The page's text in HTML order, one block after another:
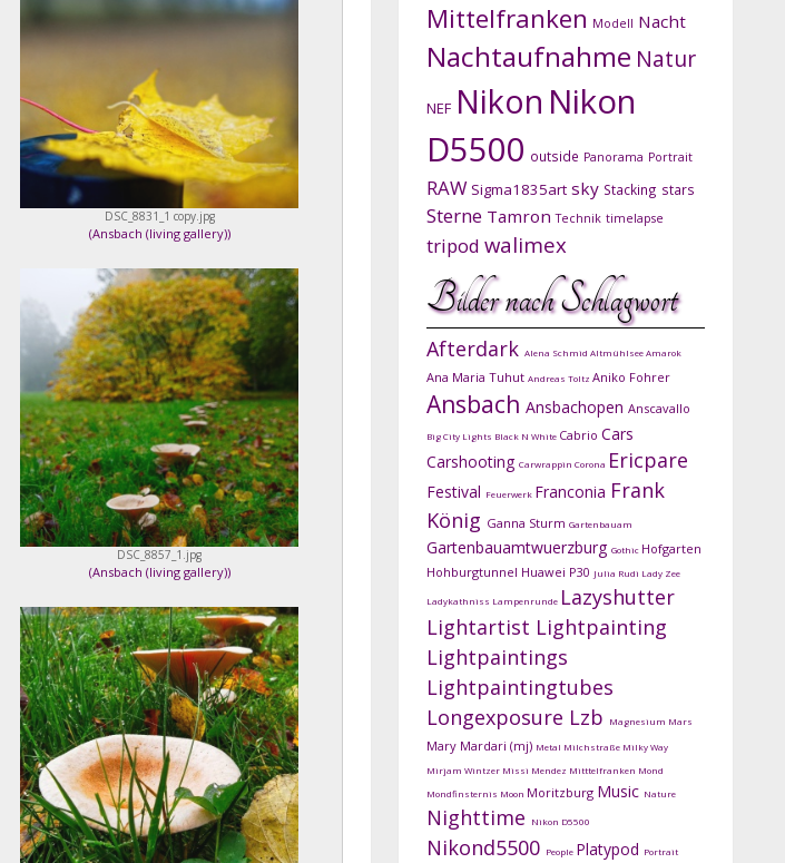
DSC_8831_1 copy.jpg
(Ansbach (living gallery))
DSC_8857_1.jpg
(Ansbach (living gallery))
Mittelfranken Modell Nacht
Nachtaufnahme Natur
NEF Nikon Nikon
D5500 outside Panorama Portrait
RAW Sigma1835art sky Stacking stars
Sterne Tamron Technik timelapse
tripod walimex
Bilder nach Schlagwort
Afterdark Alena Schmid AltmühlseeAmarok
Ana Maria Tuhut Andreas Toltz Aniko Fohrer
Ansbach Ansbachopen Anscavallo
Big City Lights Black N White Cabrio Cars
Carshooting Carwrappin Corona Ericpare
Festival Feuerwerk Franconia Frank
König Ganna Sturm Gartenbauam
Gartenbauamtwuerzburg Gothic Hofgarten
Hohburgtunnel Huawei P30 Julia Rudi Lady Zee
Ladykathniss Lampenrunde Lazyshutter
Lightartist Lightpainting
Lightpaintings
Lightpaintingtubes
Longexposure Lzb Magnesium Mars
Mary Mardari (mj) Metal Milchstraße Milky Way
Mirjam Wintzer Missi Mendez Mitttelfranken Mond
Mondfinsternis Moon Moritzburg Music Nature
Nighttime Nikon D5500
Nikond5500 People Platypod Portrait